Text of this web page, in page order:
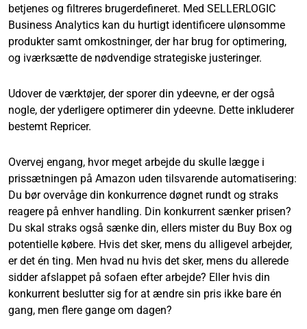
betjenes og filtreres brugerdefineret. Med SELLERLOGIC
Business Analytics kan du hurtigt identificere ulønsomme
produkter samt omkostninger, der har brug for optimering,
og iværksætte de nødvendige strategiske justeringer.
Udover de værktøjer, der sporer din ydeevne, er der også
nogle, der yderligere optimerer din ydeevne. Dette inkluderer
bestemt Repricer.
Overvej engang, hvor meget arbejde du skulle lægge i
prissætningen på Amazon uden tilsvarende automatisering:
Du bør overvåge din konkurrence døgnet rundt og straks
reagere på enhver handling. Din konkurrent sænker prisen?
Du skal straks også sænke din, ellers mister du Buy Box og
potentielle købere. Hvis det sker, mens du alligevel arbejder,
er det én ting. Men hvad nu hvis det sker, mens du allerede
sidder afslappet på sofaen efter arbejde? Eller hvis din
konkurrent beslutter sig for at ændre sin pris ikke bare én
gang, men flere gange om dagen?